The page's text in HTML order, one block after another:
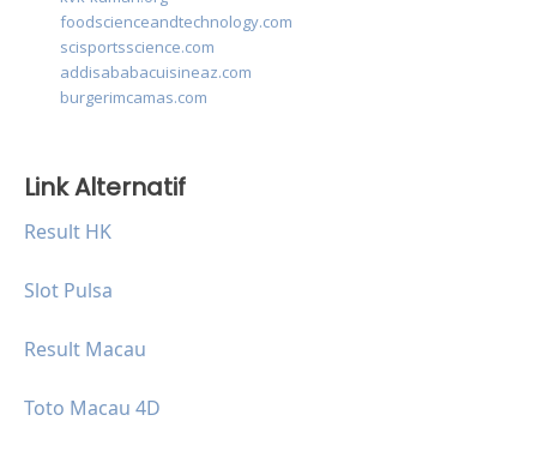
foodscienceandtechnology.com
scisportsscience.com
addisababacuisineaz.com
burgerimcamas.com
Link Alternatif
Result HK
Slot Pulsa
Result Macau
Toto Macau 4D